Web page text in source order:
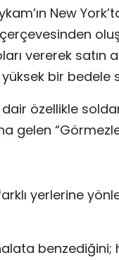
New
vererek
bir bedele
özellikle
gelen
yerlerine
benzediğini;